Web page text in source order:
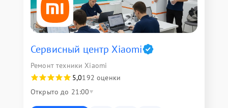
Сервисный центр Xiaomi
Ремонт техники Xiaomi
5,0192 оценки
Открыто до 21:00